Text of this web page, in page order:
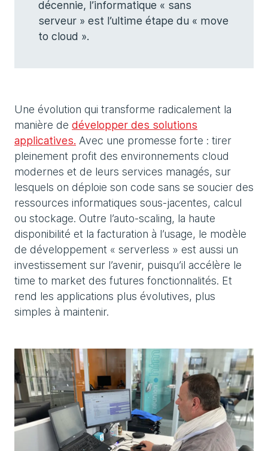
décennie, l’informatique « sans
serveur » est l’ultime étape du « move
to cloud ».
Une évolution qui transforme radicalement la
manière de développer des solutions
applicatives. Avec une promesse forte : tirer
pleinement profit des environnements cloud
modernes et de leurs services managés, sur
lesquels on déploie son code sans se soucier des
ressources informatiques sous-jacentes, calcul
ou stockage. Outre l’auto-scaling, la haute
disponibilité et la facturation à l’usage, le modèle
de développement « serverless » est aussi un
investissement sur l’avenir, puisqu’il accélère le
time to market des futures fonctionnalités. Et
rend les applications plus évolutives, plus
simples à maintenir.